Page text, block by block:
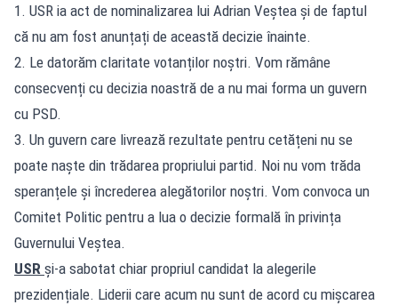
1. USR ia act de nominalizarea lui Adrian Veștea și de faptul
că nu am fost anunțați de această decizie înainte.
2. Le datorăm claritate votanților noștri. Vom rămâne
consecvenți cu decizia noastră de a nu mai forma un guvern
cu PSD.
3. Un guvern care livrează rezultate pentru cetățeni nu se
poate naște din trădarea propriului partid. Noi nu vom trăda
speranțele și încrederea alegătorilor noștri. Vom convoca un
Comitet Politic pentru a lua o decizie formală în privința
Guvernului Veștea.
USR și-a sabotat chiar propriul candidat la alegerile
prezidențiale. Liderii care acum nu sunt de acord cu mișcarea